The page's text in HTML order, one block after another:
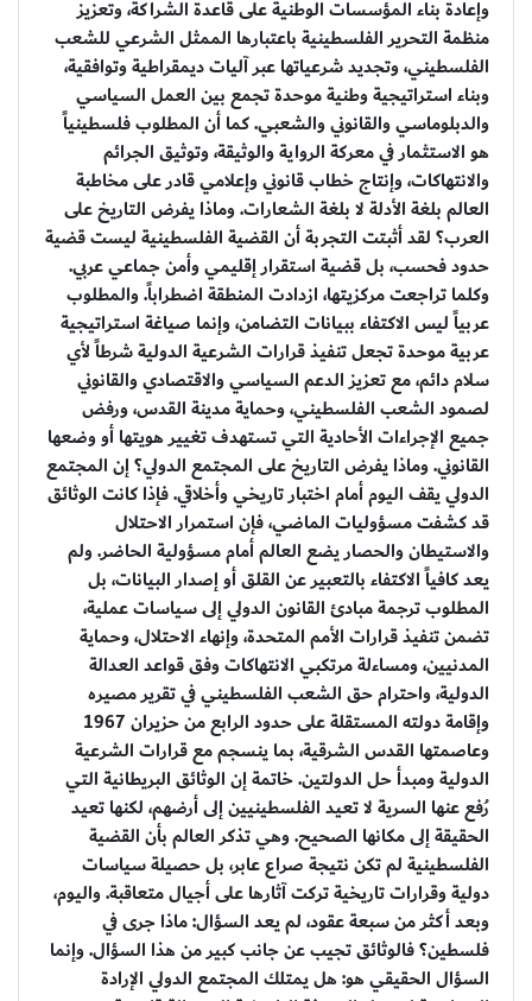
وإعادة بناء المؤسسات الوطنية على قاعدة الشراكة، وتعزيز
منظمة التحرير الفلسطينية باعتبارها الممثل الشرعي للشعب
الفلسطيني، وتجديد شرعياتها عبر آليات ديمقراطية وتوافقية،
وبناء استراتيجية وطنية موحدة تجمع بين العمل السياسي
والدبلوماسي والقانوني والشعبي. كما أن المطلوب فلسطينياً
هو الاستثمار في معركة الرواية والوثيقة، وتوثيق الجرائم
والانتهاكات، وإنتاج خطاب قانوني وإعلامي قادر على مخاطبة
العالم بلغة الأدلة لا بلغة الشعارات. وماذا يفرض التاريخ على
العرب؟ لقد أثبتت التجربة أن القضية الفلسطينية ليست قضية
حدود فحسب، بل قضية استقرار إقليمي وأمن جماعي عربي.
وكلما تراجعت مركزيتها، ازدادت المنطقة اضطراباً. والمطلوب
عربياً ليس الاكتفاء ببيانات التضامن، وإنما صياغة استراتيجية
عربية موحدة تجعل تنفيذ قرارات الشرعية الدولية شرطاً لأي
سلام دائم، مع تعزيز الدعم السياسي والاقتصادي والقانوني
لصمود الشعب الفلسطيني، وحماية مدينة القدس، ورفض
جميع الإجراءات الأحادية التي تستهدف تغيير هويتها أو وضعها
القانوني. وماذا يفرض التاريخ على المجتمع الدولي؟ إن المجتمع
الدولي يقف اليوم أمام اختبار تاريخي وأخلاقي. فإذا كانت الوثائق
قد كشفت مسؤوليات الماضي، فإن استمرار الاحتلال
والاستيطان والحصار يضع العالم أمام مسؤولية الحاضر. ولم
يعد كافياً الاكتفاء بالتعبير عن القلق أو إصدار البيانات، بل
المطلوب ترجمة مبادئ القانون الدولي إلى سياسات عملية،
تضمن تنفيذ قرارات الأمم المتحدة، وإنهاء الاحتلال، وحماية
المدنيين، ومساءلة مرتكبي الانتهاكات وفق قواعد العدالة
الدولية، واحترام حق الشعب الفلسطيني في تقرير مصيره
وإقامة دولته المستقلة على حدود الرابع من حزيران 1967
وعاصمتها القدس الشرقية، بما ينسجم مع قرارات الشرعية
الدولية ومبدأ حل الدولتين. خاتمة إن الوثائق البريطانية التي
رُفع عنها السرية لا تعيد الفلسطينيين إلى أرضهم، لكنها تعيد
الحقيقة إلى مكانها الصحيح. وهي تذكر العالم بأن القضية
الفلسطينية لم تكن نتيجة صراع عابر، بل حصيلة سياسات
دولية وقرارات تاريخية تركت آثارها على أجيال متعاقبة. واليوم،
وبعد أكثر من سبعة عقود، لم يعد السؤال: ماذا جرى في
فلسطين؟ فالوثائق تجيب عن جانب كبير من هذا السؤال. وإنما
السؤال الحقيقي هو: هل يمتلك المجتمع الدولي الإرادة